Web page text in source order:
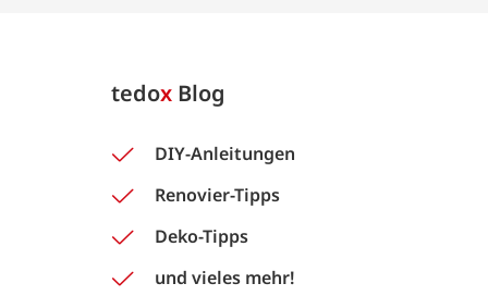
tedox Blog
DIY-Anleitungen
Renovier-Tipps
Deko-Tipps
und vieles mehr!